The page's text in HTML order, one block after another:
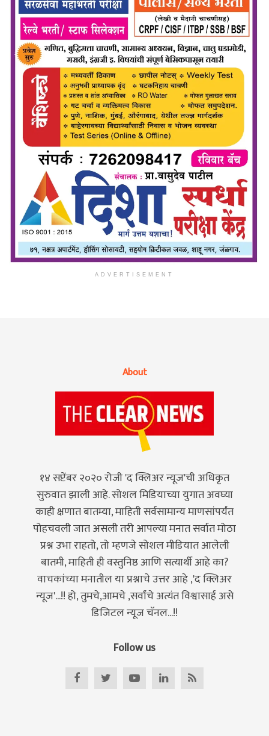
ADVERTISEMENT
About
१४ सप्टेंबर २०२० रोजी 'द क्लिअर न्यूज'ची अधिकृत
सुरुवात झाली आहे. सोशल मिडियाच्या युगात अवघ्या
काही क्षणात बातम्या, माहिती सर्वसामान्य माणसांपर्यंत
पोहचवली जात असली तरी आपल्या मनात सर्वात मोठा
प्रश्न उभा राहतो, तो म्हणजे सोशल मीडियात आलेली
बातमी, माहिती ही वस्तुनिष्ठ आणि सत्यार्थी आहे का?
वाचकांच्या मनातील या प्रश्नाचे उत्तर आहे ,'द क्लिअर
न्यूज'...!! हो, तुमचे,आमचे ,सर्वांचे अत्यंत विश्वासार्ह असे
डिजिटल न्यूज चॅनल...!!
Follow us